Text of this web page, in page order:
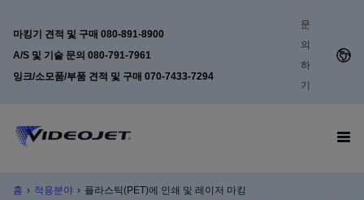
마킹기 견적 및 구매 080-891-8900
A/S 및 기술 문의 080-791-7961
잉크/소모품/부품 견적 및 구매 070-7433-7294
문
의
하
기
홈 › 적용분야 › 플라스틱(PET)에 인쇄 및 레이저 마킹